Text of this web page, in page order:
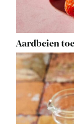
Aardbeien